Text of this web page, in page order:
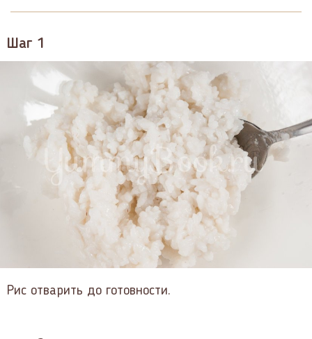
Шаг 1
Рис отварить до готовности.